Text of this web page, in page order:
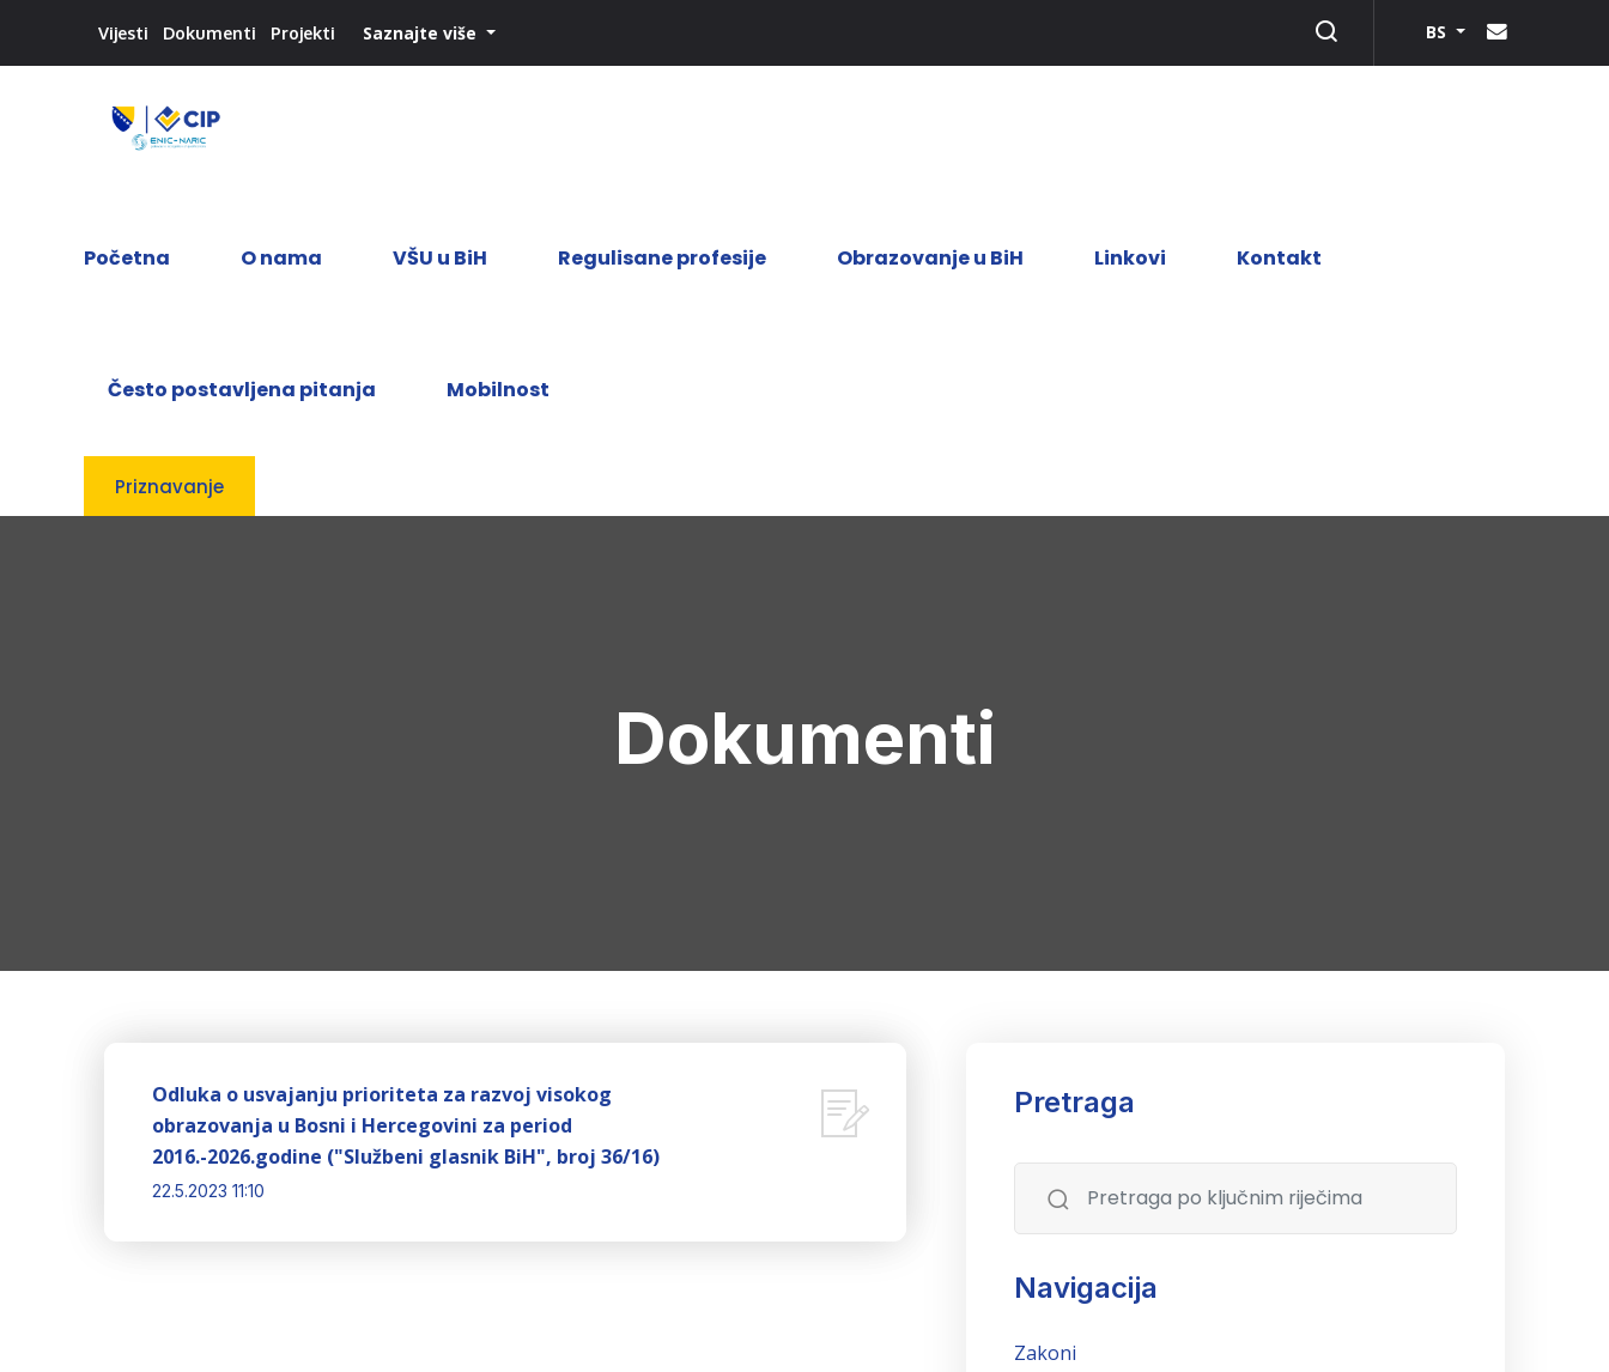
Vijesti Dokumenti Projekti Saznajte više BS
Početna O nama VŠU u BiH Regulisane profesije Obrazovanje u BiH Linkovi Kontakt
Često postavljena pitanja Mobilnost
Priznavanje
Dokumenti
Odluka o usvajanju prioriteta za razvoj visokog
obrazovanja u Bosni i Hercegovini za period
2016.-2026.godine ("Službeni glasnik BiH", broj 36/16)
22.5.2023 11:10
Pretraga
Navigacija
Zakoni